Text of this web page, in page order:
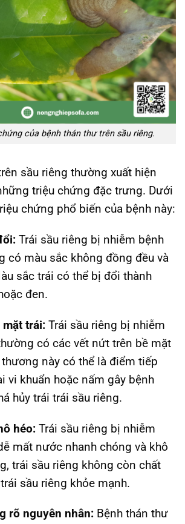
của bệnh thán thư trên sầu riêng.
sầu riêng thường xuất hiện
triệu chứng đặc trưng. Dưới
chứng phổ biến của bệnh này:
Trái sầu riêng bị nhiễm bệnh
có màu sắc không đồng đều và
sắc trái có thể bị đổi thành
đen.
trái: Trái sầu riêng bị nhiễm
có các vết nứt trên bề mặt
này có thể là điểm tiếp
vi khuẩn hoặc nấm gây bệnh
hủy trái trái sầu riêng.
héo: Trái sầu riêng bị nhiễm
mất nước nhanh chóng và khô
trái sầu riêng không còn chất
sầu riêng khỏe mạnh.
rõ nguyên nhân: Bệnh thán thư